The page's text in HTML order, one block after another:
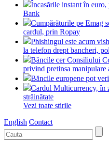
Încasările instant în
Bank
Cumpărăturile pe Emag
cardul, prin Ropay
Phishingul este acum
la telefon drept bancheri,
Băncile cer Consiliului
privind pretinsa manipulare
Băncile europene pot
Cardul Multicurrency, în
străinătate
Vezi toate stirile
English Contact